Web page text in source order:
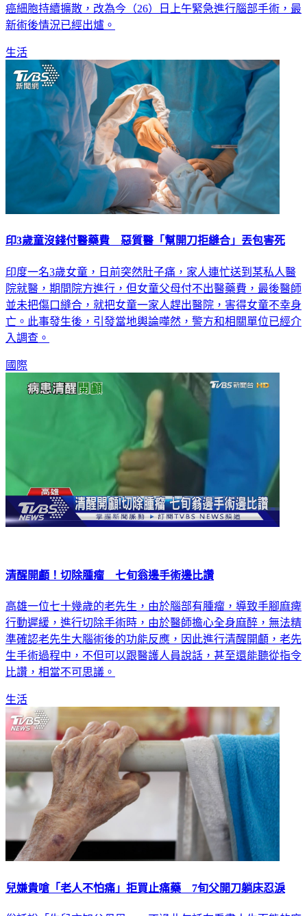
癌細胞持續擴散，改為今（26）日上午緊急進行腦部手術，最
新術後情況已經出爐。
生活
印3歲童沒錢付醫藥費 惡質醫「幫開刀拒縫合」丟包害死
印度一名3歲女童，日前突然肚子痛，家人連忙送到某私人醫
院就醫，期間院方進行，但女童父母付不出醫藥費，最後醫師
並未把傷口縫合，就把女童一家人趕出醫院，害得女童不幸身
亡。此事發生後，引發當地輿論嘩然，警方和相關單位已經介
入調查。
國際
清醒開顱！切除腫瘤 七旬翁邊手術邊比讚
高雄一位七十幾歲的老先生，由於腦部有腫瘤，導致手腳麻痺
行動遲緩，進行切除手術時，由於醫師擔心全身麻醉，無法精
準確認老先生大腦術後的功能反應，因此進行清醒開顱，老先
生手術過程中，不但可以跟醫護人員說話，甚至還能聽從指令
比讚，相當不可思議。
生活
兒嫌貴嗆「老人不怕痛」拒買止痛藥 7旬父開刀躺床忍淚